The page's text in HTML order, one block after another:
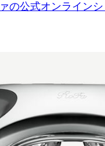
の公式オンライン